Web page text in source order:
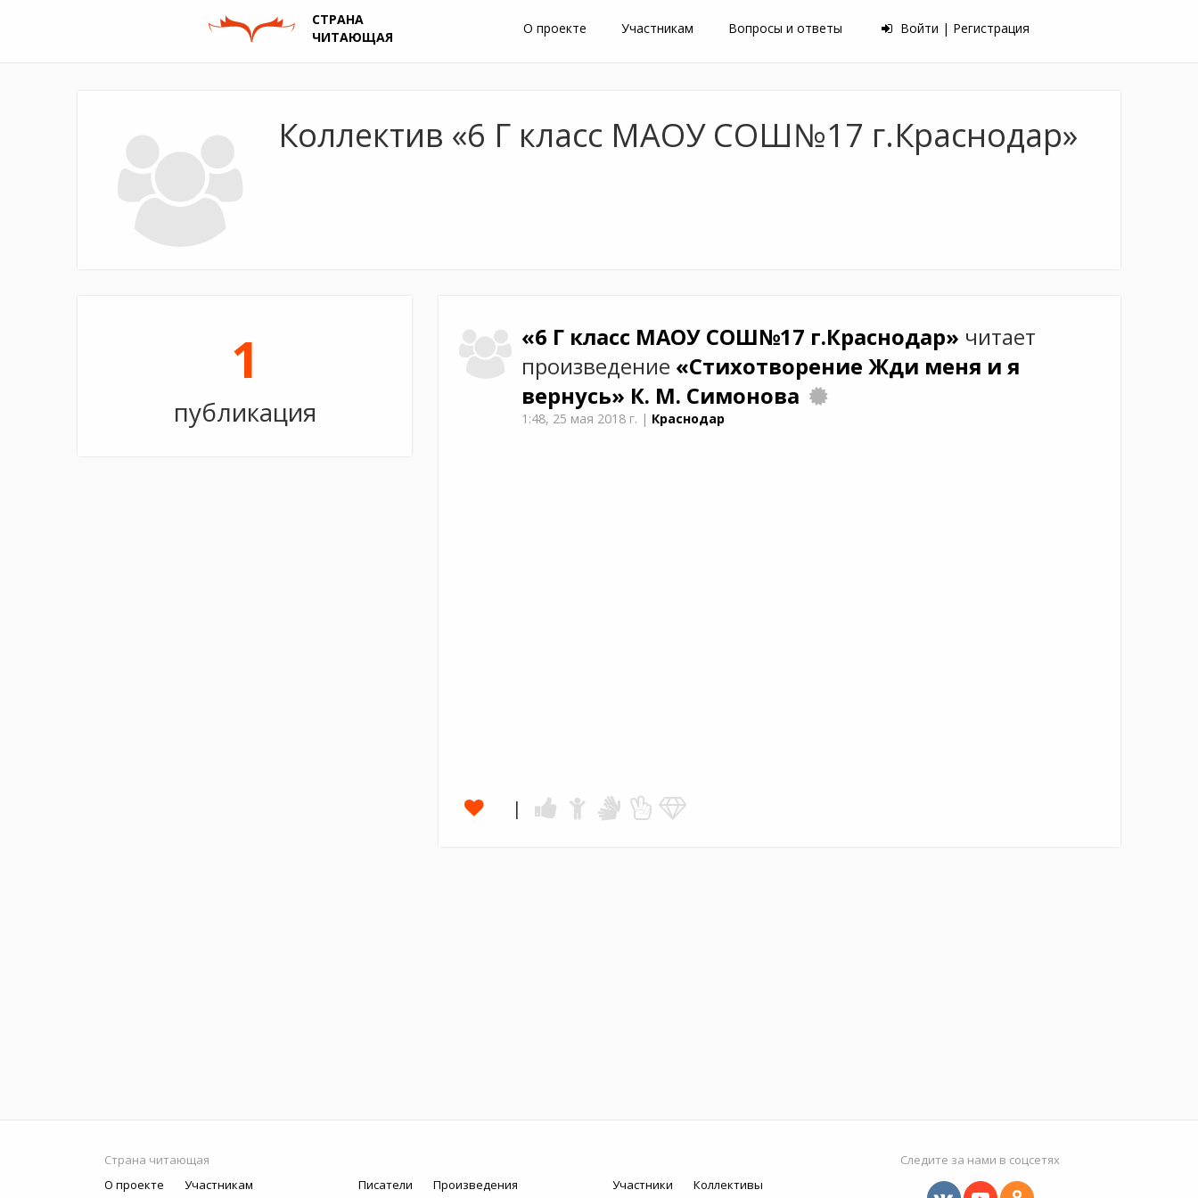
СТРАНА
ЧИТАЮЩАЯ
О проекте Участникам Вопросы и ответы Войти | Регистрация
Коллектив «6 Г класс МАОУ СОШ№17 г.Краснодар»
1
публикация
«6 Г класс МАОУ СОШ№17 г.Краснодар» читает
произведение «Стихотворение Жди меня и я
вернусь» К. М. Симонова
1:48, 25 мая 2018 г. | Краснодар
Страна читающая
О проекте
Участникам Писатели Произведения Участники Коллективы
Следите за нами в соцсетях